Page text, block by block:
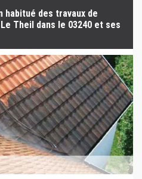
habitué des travaux de
Theil dans le 03240 et ses